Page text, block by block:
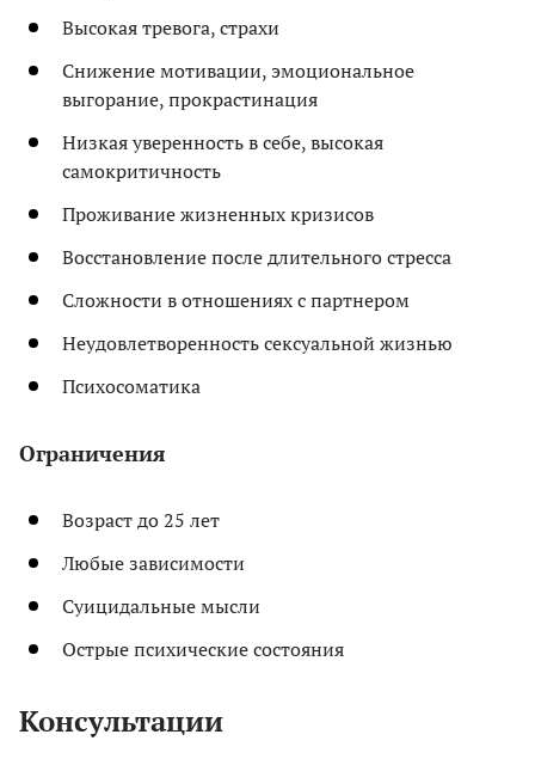
Высокая тревога, страхи
Снижение мотивации, эмоциональное
выгорание, прокрастинация
Низкая уверенность в себе, высокая
самокритичность
Проживание жизненных кризисов
Восстановление после длительного стресса
Сложности в отношениях с партнером
Неудовлетворенность сексуальной жизнью
Психосоматика
Ограничения
Возраст до 25 лет
Любые зависимости
Суицидальные мысли
Острые психические состояния
Консультации